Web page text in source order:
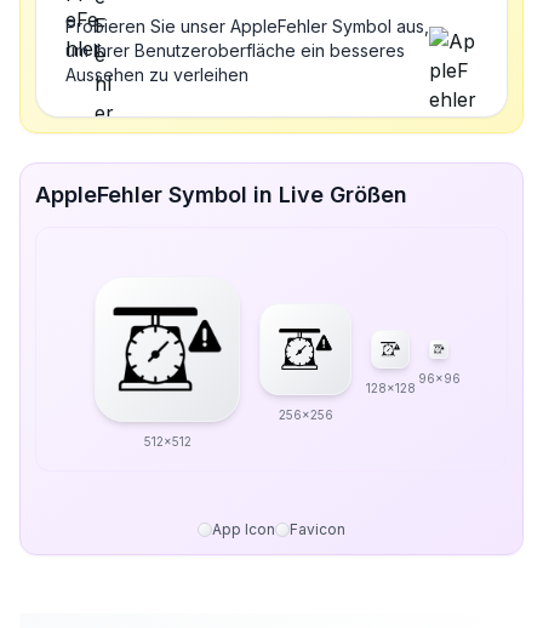
Probieren Sie unser AppleFehler Symbol aus,
um Ihrer Benutzeroberfläche ein besseres
Aussehen zu verleihen
AppleFehler Symbol in Live Größen
512x512
256x256
128x128
96x96
App Icon Favicon